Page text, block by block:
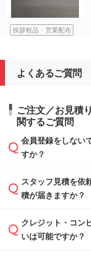
挨拶粗品・営業配布
よくあるご質問
ご注文／お見積
関するご質問
会員登録をしない
すか？
可能です。見積
まま進む』ボタン
スタッフ見積を依
積が届きますか？
通常、翌営業日
雑状況によっては
クレジット・コン
いは可能ですか？